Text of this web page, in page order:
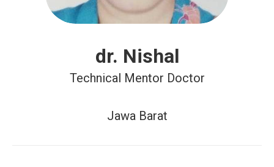
dr. Nishal
Technical Mentor Doctor
Jawa Barat